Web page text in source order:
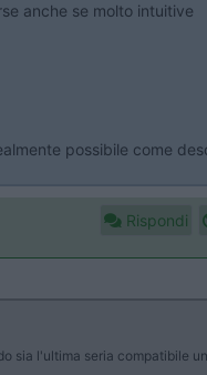
anche se molto intuitive
possibile come
Rispondi
sia l'ultima seria compatibile